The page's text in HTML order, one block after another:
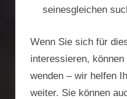
seinesgleichen
Wenn Sie sich für
interessieren,
wenden – wir helfen
weiter. Sie können